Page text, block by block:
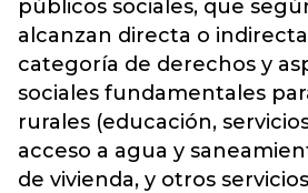
públicos sociales, que
alcanzan directa o
categoría de derechos y
sociales fundamentales
rurales (educación,
acceso a agua y
de vivienda, y otros